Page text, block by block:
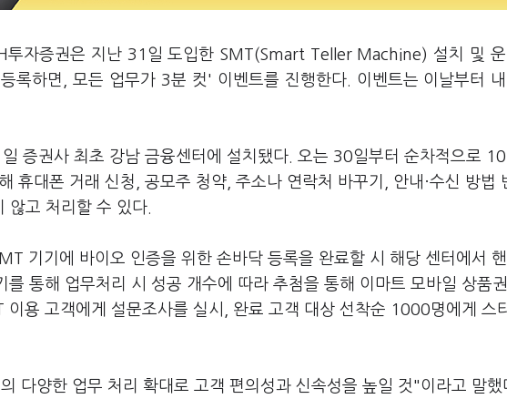
투자증권은 지난 31일 도입한 SMT(Smart Teller Machine) 설치 및 운
록하면, 모든 업무가 3분 컷' 이벤트를 진행한다. 이벤트는 이날부터
증권사 최초 강남 금융센터에 설치됐다. 오는 30일부터 순차적으로
휴대폰 거래 신청, 공모주 청약, 주소나 연락처 바꾸기, 안내·수신 방법
않고 처리할 수 있다.
기기에 바이오 인증을 위한 손바닥 등록을 완료할 시 해당 센터에서
를 통해 업무처리 시 성공 개수에 따라 추첨을 통해 이마트 모바일 상품
이용 고객에게 설문조사를 실시, 완료 고객 대상 선착순 1000명에게 스
다양한 업무 처리 확대로 고객 편의성과 신속성을 높일 것"이라고 말했